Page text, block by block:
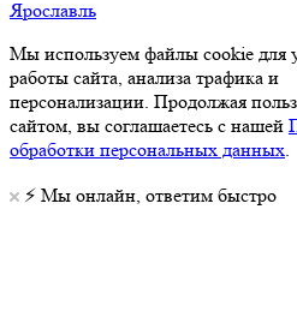
Ярославль
Мы используем файлы cookie для
работы сайта, анализа трафика и
персонализации. Продолжая
сайтом, вы соглашаетесь с нашей
обработки персональных данных.
⚡️ Мы онлайн, ответим быстро